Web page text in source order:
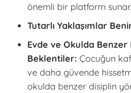
önemli bir platform sunar.
Tutarlı Yaklaşımlar
Evde ve Okulda
Beklentiler: Çocuğun
ve daha güvende
okulda benzer disiplin